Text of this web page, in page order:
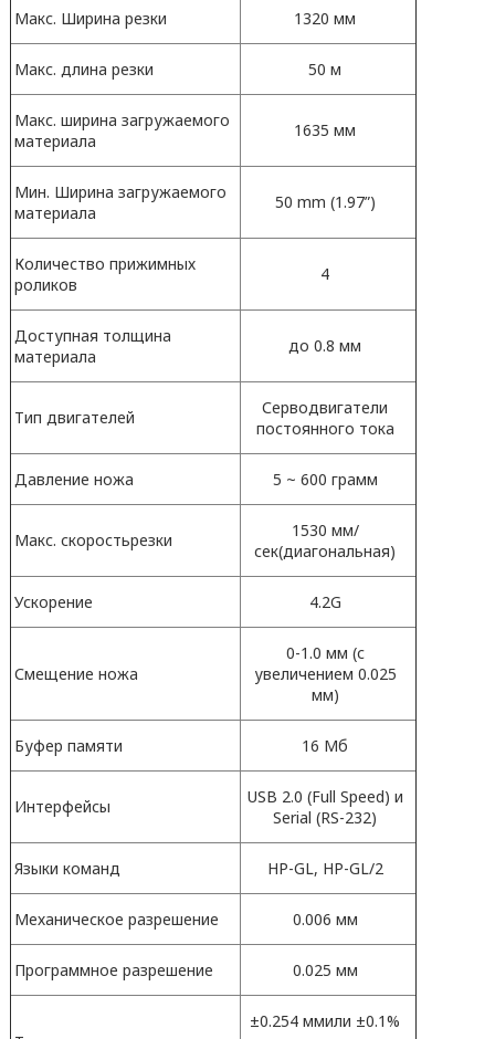
Макс. Ширина резки 1320 мм
Макс. длина резки 50 м
Макс. ширина загружаемого
материала
1635 мм
Мин. Ширина загружаемого
материала
50 mm (1.97”)
Количество прижимных
роликов
4
Доступная толщина
материала
до 0.8 мм
Тип двигателей
Серводвигатели
постоянного тока
Давление ножа 5 ~ 600 грамм
Макс. скоростьрезки
1530 мм/
сек(диагональная)
Ускорение 4.2G
Смещение ножа
0-1.0 мм (с
увеличением 0.025
мм)
Буфер памяти 16 Мб
Интерфейсы
USB 2.0 (Full Speed) и
Serial (RS-232)
Языки команд HP-GL, HP-GL/2
Механическое разрешение 0.006 мм
Программное разрешение 0.025 мм
±0.254 ммили ±0.1%